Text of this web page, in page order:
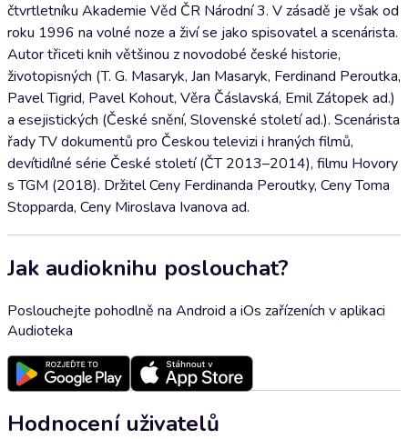
čtvrtletníku Akademie Věd ČR Národní 3. V zásadě je však od
roku 1996 na volné noze a živí se jako spisovatel a scenárista.
Autor třiceti knih většinou z novodobé české historie,
životopisných (T. G. Masaryk, Jan Masaryk, Ferdinand Peroutka,
Pavel Tigrid, Pavel Kohout, Věra Čáslavská, Emil Zátopek ad.)
a esejistických (České snění, Slovenské století ad.). Scenárista
řady TV dokumentů pro Českou televizi i hraných filmů,
devítidílné série České století (ČT 2013–2014), filmu Hovory
s TGM (2018). Držitel Ceny Ferdinanda Peroutky, Ceny Toma
Stopparda, Ceny Miroslava Ivanova ad.
Jak audioknihu poslouchat?
Poslouchejte pohodlně na Android a iOs zařízeních v aplikaci
Audioteka
Hodnocení uživatelů